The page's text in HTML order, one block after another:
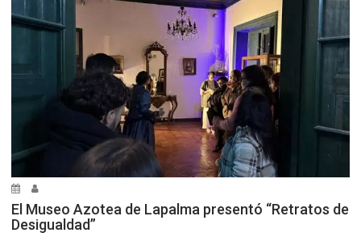
El Museo Azotea de Lapalma presentó “Retratos de
Desigualdad”